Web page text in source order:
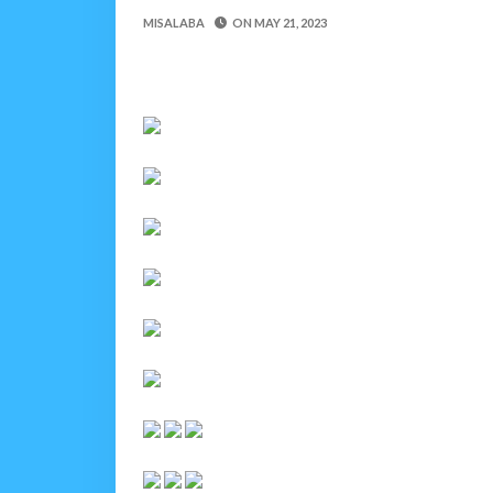
MGALU APONGEZA
MISALABA ON MAY 21, 2023